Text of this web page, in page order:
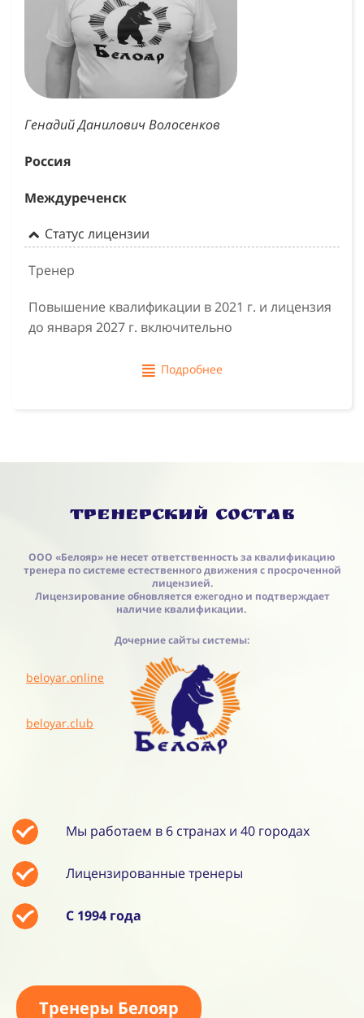
Генадий Данилович Волосенков
Россия
Междуреченск
Статус лицензии
Тренер
Повышение квалификации в 2021 г. и лицензия
до января 2027 г. включительно
Подробнее
Тренерский состав
ООО «Белояр» не несет ответственность за квалификацию
тренера по системе естественного движения с просроченной
лицензией.
Лицензирование обновляется ежегодно и подтверждает
наличие квалификации.
Дочерние сайты системы:
beloyar.online
beloyar.club
Мы работаем в 6 странах и 40 городах
Лицензированные тренеры
С 1994 года
Тренеры Белояр